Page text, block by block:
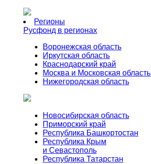
Регионы
Русфонд в регионах
Воронежская область
Иркутская область
Краснодарский край
Москва и Московская область
Нижегородская область
Новосибирская область
Приморский край
Республика Башкортостан
Республика Крым
и Севастополь
Республика Татарстан